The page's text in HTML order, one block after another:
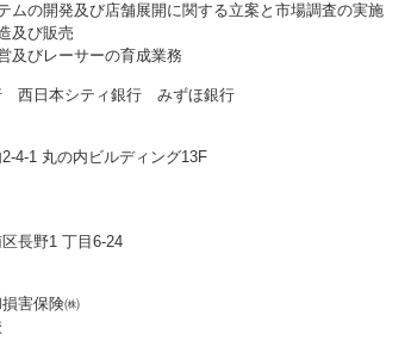
ムの開発及び店舗展開に関する立案と市場調査の実施
及び販売
及びレーサーの育成業務
西日本シティ銀行 みずほ銀行
4-1 丸の内ビルディング13F
長野1 丁目6-24
害保険㈱